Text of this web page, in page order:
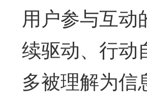
用户参与互动
续驱动、行动
多被理解为信